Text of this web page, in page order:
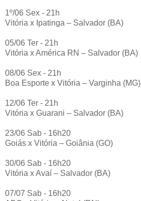
1º/06 Sex - 21h
Vitória x Ipatinga – Salvador (BA)
05/06 Ter - 21h
Vitória x América RN – Salvador (BA)
08/06 Sex - 21h
Boa Esporte x Vitória – Varginha (MG)
12/06 Ter - 21h
Vitória x Guarani – Salvador (BA)
23/06 Sab - 16h20
Goiás x Vitória – Goiânia (GO)
30/06 Sab - 16h20
Vitória x Avaí – Salvador (BA)
07/07 Sab - 16h20